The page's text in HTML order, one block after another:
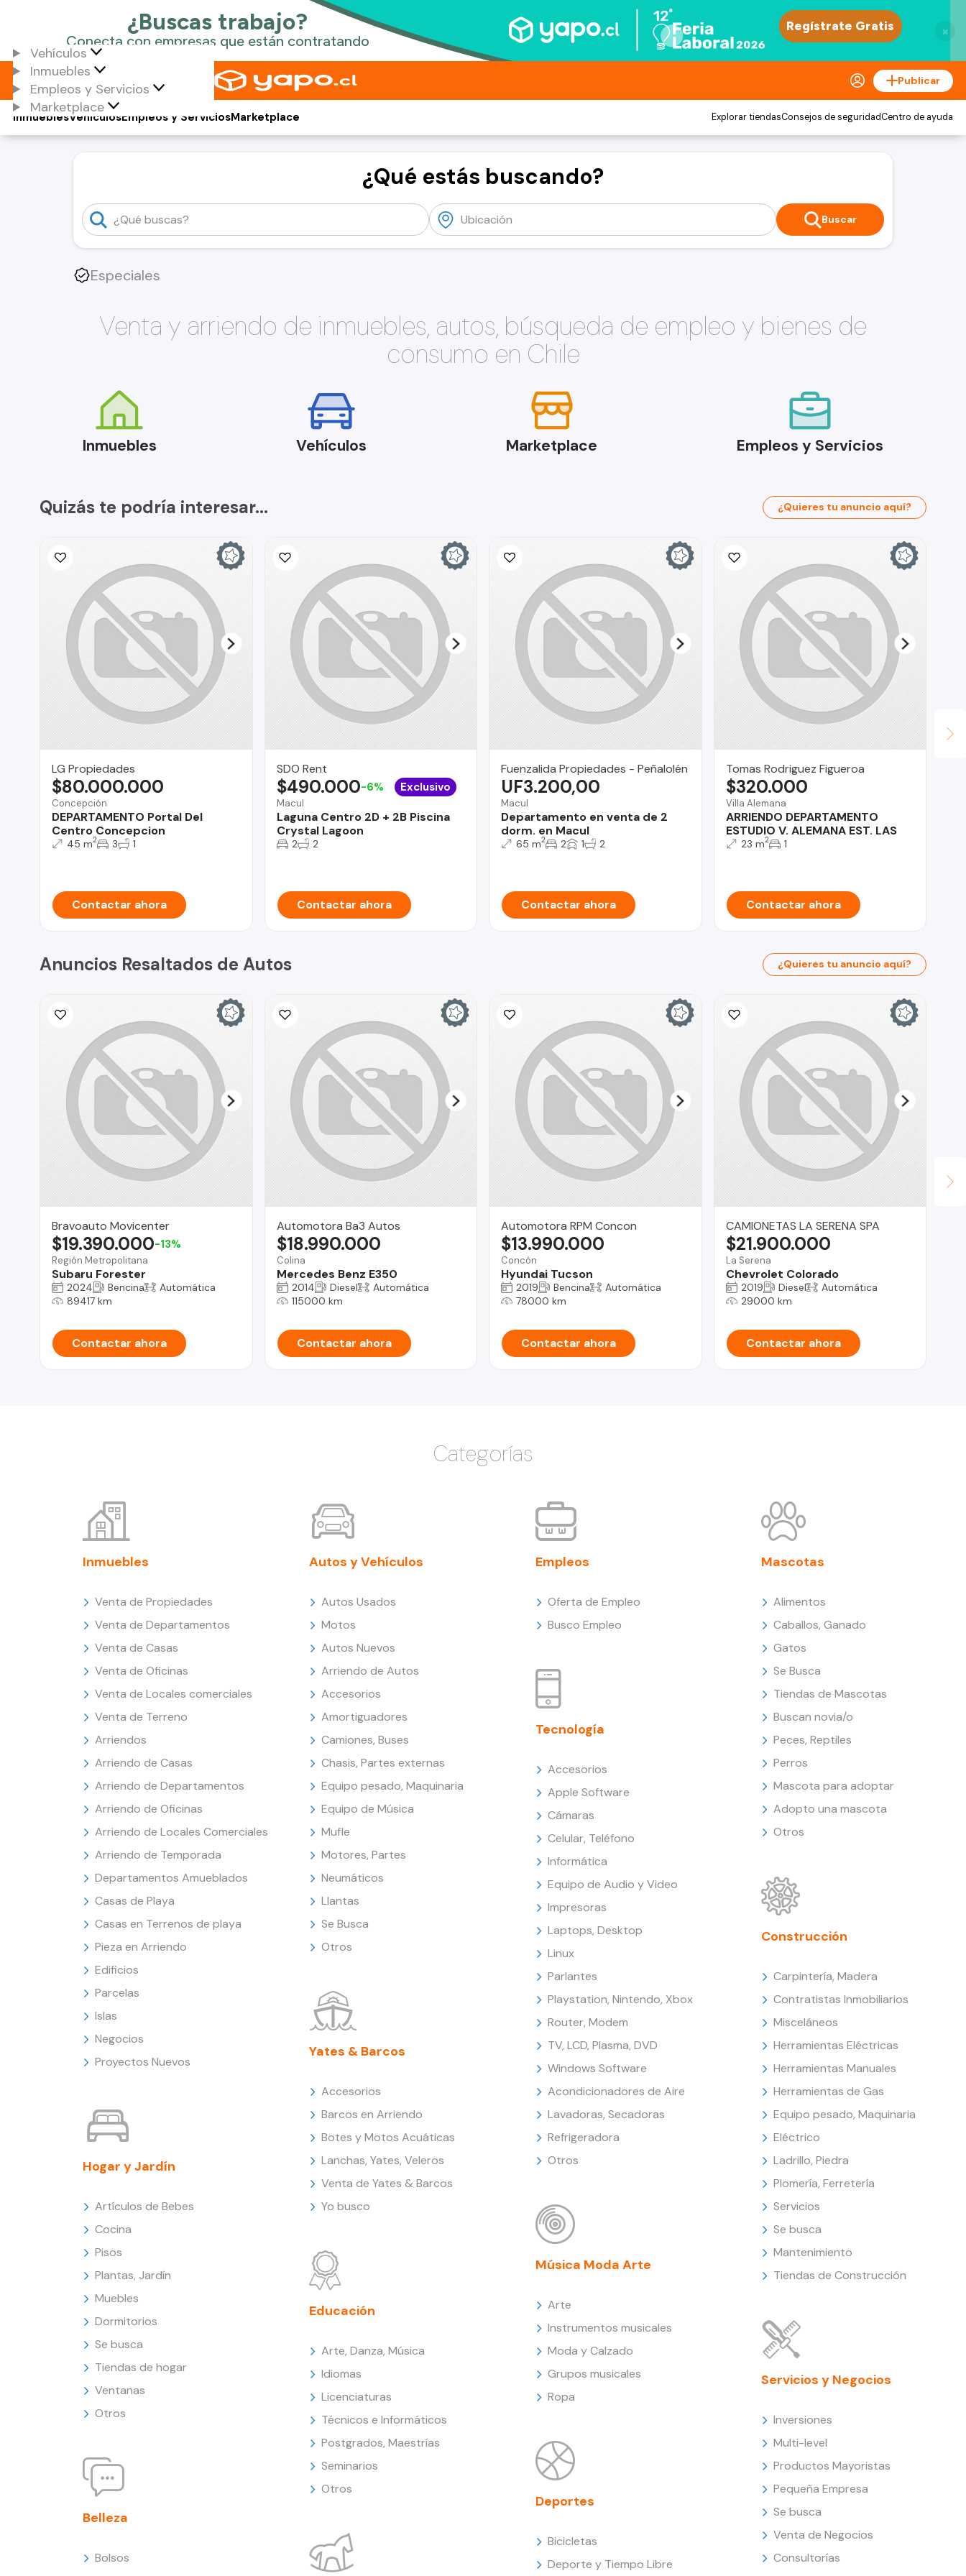
×
Vehículos
Inmuebles
Empleos y Servicios
Marketplace
Publicar
Vehículos
Inmuebles Empleos y ServiciosMarketplace Explorar tiendasConsejos de seguridadCentro de ayuda
¿Qué estás buscando?
Buscar
Especiales
Venta y arriendo de inmuebles, autos, búsqueda de empleo y bienes de
consumo en Chile
Inmuebles Vehículos Marketplace Empleos y Servicios
Quizás te podría interesar... ¿Quieres tu anuncio aquí?
LG Propiedades
Concepción
DEPARTAMENTO Portal Del
Centro Concepcion
$80.000.000
45 m2 3 1
Contactar ahora
SDO Rent
Macul
Laguna Centro 2D + 2B Piscina
Crystal Lagoon
$490.000-6% Exclusivo
2 2
Contactar ahora
Fuenzalida Propiedades - Peñalolén
Macul
Departamento en venta de 2
dorm. en Macul
UF3.200,00
65 m2 2 1 2
Contactar ahora
Tomas Rodriguez Figueroa
Villa Alemana
ARRIENDO DEPARTAMENTO
ESTUDIO V. ALEMANA EST. LAS
$320.000
23 m2 1
Contactar ahora
Anuncios Resaltados de Autos ¿Quieres tu anuncio aquí?
Bravoauto Movicenter
Región Metropolitana
Subaru Forester
$19.390.000-13%
2024 Bencina
Automática
89417 km
Contactar ahora
Automotora Ba3 Autos
Colina
Mercedes Benz E350
$18.990.000
2014 Diesel
Automática
115000 km
Contactar ahora
Automotora RPM Concon
Concón
Hyundai Tucson
$13.990.000
2019 Bencina
Automática
78000 km
Contactar ahora
CAMIONETAS LA SERENA SPA
La Serena
Chevrolet Colorado
$21.900.000
2019 Diesel
Automática
29000 km
Contactar ahora
Categorías
Inmuebles
Venta de Propiedades
Venta de Departamentos
Venta de Casas
Venta de Oficinas
Venta de Locales comerciales
Venta de Terreno
Arriendos
Arriendo de Casas
Arriendo de Departamentos
Arriendo de Oficinas
Arriendo de Locales Comerciales
Arriendo de Temporada
Departamentos Amueblados
Casas de Playa
Casas en Terrenos de playa
Pieza en Arriendo
Edificios
Parcelas
Islas
Negocios
Proyectos Nuevos
Hogar y Jardín
Artículos de Bebes
Cocina
Pisos
Plantas, Jardín
Muebles
Dormitorios
Se busca
Tiendas de hogar
Ventanas
Otros
Belleza
Bolsos
Autos y Vehículos
Autos Usados
Motos
Autos Nuevos
Arriendo de Autos
Accesorios
Amortiguadores
Camiones, Buses
Chasis, Partes externas
Equipo pesado, Maquinaria
Equipo de Música
Mufle
Motores, Partes
Neumáticos
Llantas
Se Busca
Otros
Yates & Barcos
Accesorios
Barcos en Arriendo
Botes y Motos Acuáticas
Lanchas, Yates, Veleros
Venta de Yates & Barcos
Yo busco
Educación
Arte, Danza, Música
Idiomas
Licenciaturas
Técnicos e Informáticos
Postgrados, Maestrías
Seminarios
Otros
Empleos
Oferta de Empleo
Busco Empleo
Tecnología
Accesorios
Apple Software
Cámaras
Celular, Teléfono
Informática
Equipo de Audio y Video
Impresoras
Laptops, Desktop
Linux
Parlantes
Playstation, Nintendo, Xbox
Router, Modem
TV, LCD, Plasma, DVD
Windows Software
Acondicionadores de Aire
Lavadoras, Secadoras
Refrigeradora
Otros
Música Moda Arte
Arte
Instrumentos musicales
Moda y Calzado
Grupos musicales
Ropa
Deportes
Bicicletas
Deporte y Tiempo Libre
Mascotas
Alimentos
Caballos, Ganado
Gatos
Se Busca
Tiendas de Mascotas
Buscan novia/o
Peces, Reptiles
Perros
Mascota para adoptar
Adopto una mascota
Otros
Construcción
Carpintería, Madera
Contratistas Inmobiliarios
Misceláneos
Herramientas Eléctricas
Herramientas Manuales
Herramientas de Gas
Equipo pesado, Maquinaria
Eléctrico
Ladrillo, Piedra
Plomería, Ferretería
Servicios
Se busca
Mantenimiento
Tiendas de Construcción
Servicios y Negocios
Inversiones
Multi-level
Productos Mayoristas
Pequeña Empresa
Se busca
Venta de Negocios
Consultorías